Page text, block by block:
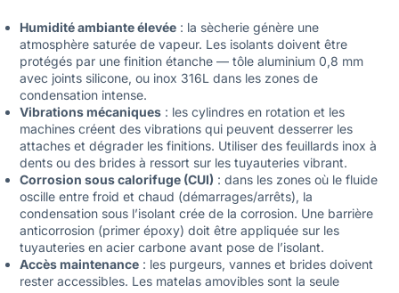
Humidité ambiante élevée: la sècherie génère une
atmosphère saturée de vapeur. Les isolants doivent être
protégés par une finition étanche — tôle aluminium 0,8 mm
avec joints silicone, ou inox 316L dans les zones de
condensation intense.
Vibrations mécaniques: les cylindres en rotation et les
machines créent des vibrations qui peuvent desserrer les
attaches et dégrader les finitions. Utiliser des feuillards inox à
dents ou des brides à ressort sur les tuyauteries vibrant.
Corrosion sous calorifuge (CUI) : dans les zones où le fluide
oscille entre froid et chaud (démarrages/arrêts), la
condensation sous l’isolant crée de la corrosion. Une barrière
anticorrosion (primer époxy) doit être appliquée sur les
tuyauteries en acier carbone avant pose de l’isolant.
Accès maintenance: les purgeurs, vannes et brides doivent
rester accessibles. Les matelas amovibles sont la seule